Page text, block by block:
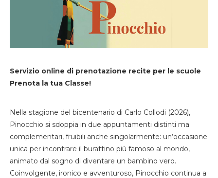
Servizio online di prenotazione recite per le scuole
Prenota la tua Classe!
Nella stagione del bicentenario di Carlo Collodi (2026),
Pinocchio si sdoppia in due appuntamenti distinti ma
complementari, fruibili anche singolarmente: un’occasione
unica per incontrare il burattino più famoso al mondo,
animato dal sogno di diventare un bambino vero.
Coinvolgente, ironico e avventuroso, Pinocchio continua a